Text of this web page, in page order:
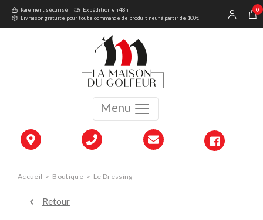
Menu
Paiement sécurisé
Expédition en 48h
Livraison gratuite pour toute commande de produit neuf à partir de 100€
0
Accueil > Boutique > Le Dressing
Retour